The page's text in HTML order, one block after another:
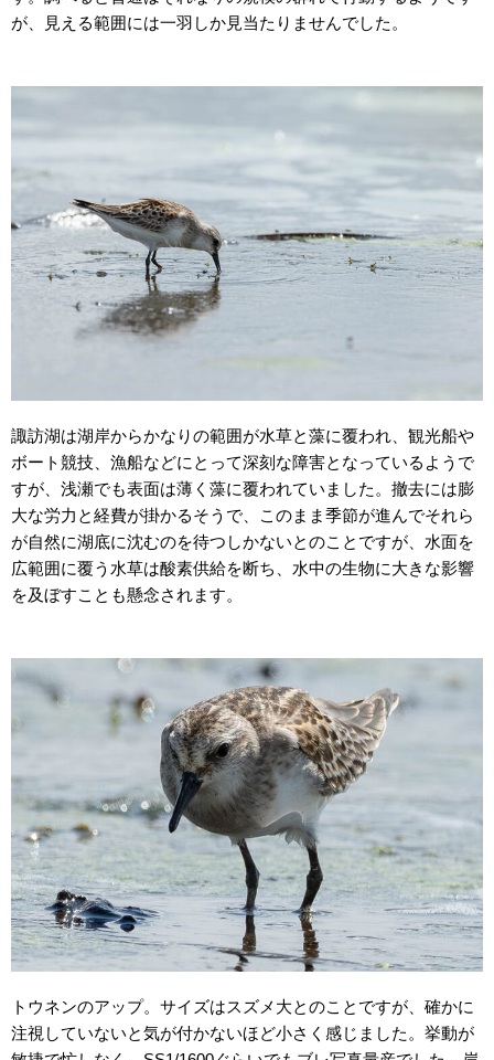
が、見える範囲には一羽しか見当たりませんでした。
諏訪湖は湖岸からかなりの範囲が水草と藻に覆われ、観光船や
ボート競技、漁船などにとって深刻な障害となっているようで
すが、浅瀬でも表面は薄く藻に覆われていました。撤去には膨
大な労力と経費が掛かるそうで、このまま季節が進んでそれら
が自然に湖底に沈むのを待つしかないとのことですが、水面を
広範囲に覆う水草は酸素供給を断ち、水中の生物に大きな影響
を及ぼすことも懸念されます。
トウネンのアップ。サイズはスズメ大とのことですが、確かに
注視していないと気が付かないほど小さく感じました。挙動が